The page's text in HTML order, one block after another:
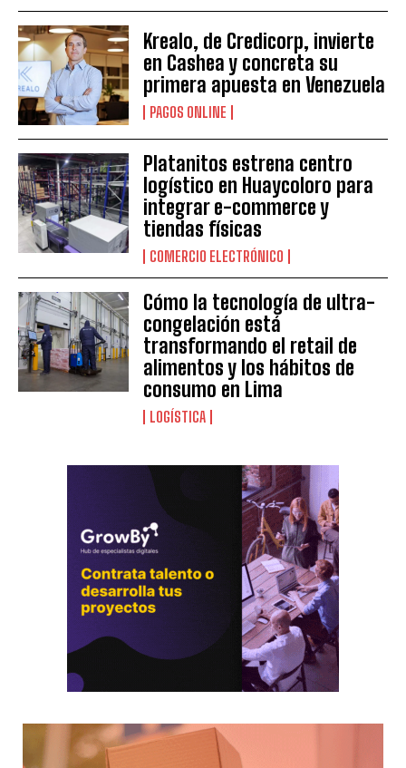
Krealo, de Credicorp, invierte
en Cashea y concreta su
primera apuesta en Venezuela
PAGOS ONLINE
Platanitos estrena centro
logístico en Huaycoloro para
integrar e-commerce y
tiendas físicas
COMERCIO ELECTRÓNICO
Cómo la tecnología de ultra-
congelación está
transformando el retail de
alimentos y los hábitos de
consumo en Lima
LOGÍSTICA